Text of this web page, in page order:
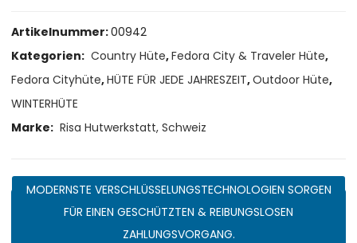
Artikelnummer:00942
Kategorien: Country Hüte,Fedora City & Traveler Hüte,
Fedora Cityhüte,HÜTE FÜR JEDE JAHRESZEIT,Outdoor Hüte,
WINTERHÜTE
Marke: Risa Hutwerkstatt, Schweiz
MODERNSTE VERSCHLÜSSELUNGSTECHNOLOGIEN SORGEN
FÜR EINEN GESCHÜTZTEN & REIBUNGSLOSEN
ZAHLUNGSVORGANG.